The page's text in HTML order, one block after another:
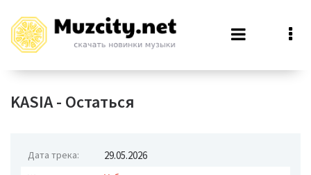
KASIA - Остаться
Дата трека: 29.05.2026